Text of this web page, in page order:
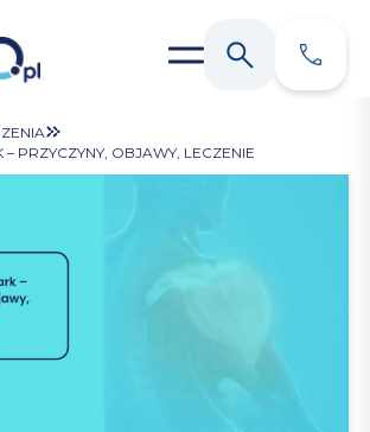
PRZYCZYNY, OBJAWY, LECZENIE